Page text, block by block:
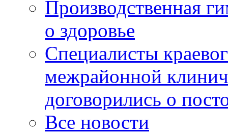
Производственная
о здоровье
Специалисты
межрайонной
договорились о
Все новости